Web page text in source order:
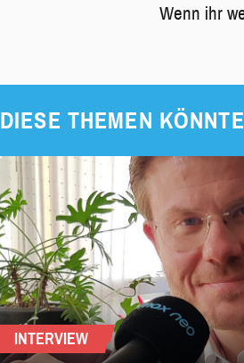
Wenn ihr
DIESE THEMEN
INTERVIEW